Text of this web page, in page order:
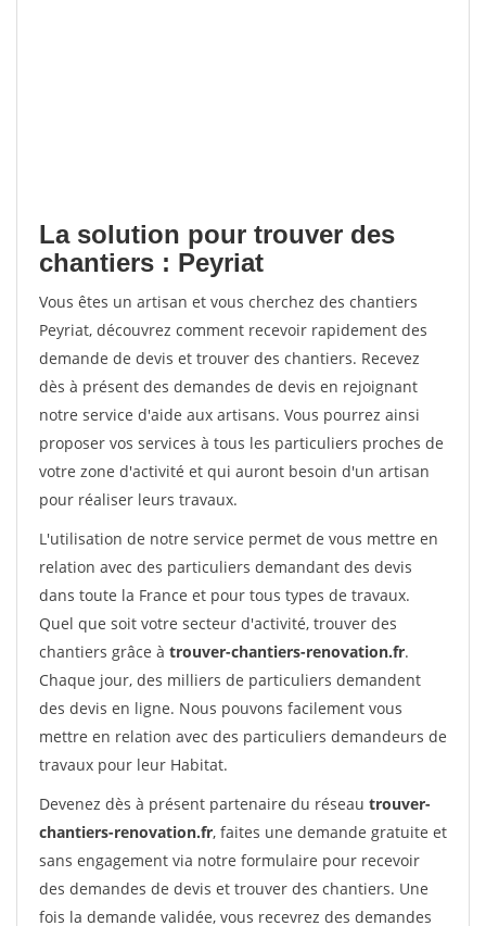
La solution pour trouver des
chantiers : Peyriat
Vous êtes un artisan et vous cherchez des chantiers
Peyriat, découvrez comment recevoir rapidement des
demande de devis et trouver des chantiers. Recevez
dès à présent des demandes de devis en rejoignant
notre service d'aide aux artisans. Vous pourrez ainsi
proposer vos services à tous les particuliers proches de
votre zone d'activité et qui auront besoin d'un artisan
pour réaliser leurs travaux.
L'utilisation de notre service permet de vous mettre en
relation avec des particuliers demandant des devis
dans toute la France et pour tous types de travaux.
Quel que soit votre secteur d'activité, trouver des
chantiers grâce à trouver-chantiers-renovation.fr.
Chaque jour, des milliers de particuliers demandent
des devis en ligne. Nous pouvons facilement vous
mettre en relation avec des particuliers demandeurs de
travaux pour leur Habitat.
Devenez dès à présent partenaire du réseau trouver-
chantiers-renovation.fr, faites une demande gratuite et
sans engagement via notre formulaire pour recevoir
des demandes de devis et trouver des chantiers. Une
fois la demande validée, vous recevrez des demandes